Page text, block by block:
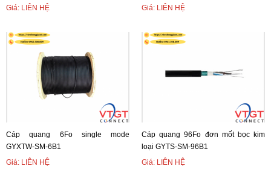
Giá: LIÊN HỆ
Giá: LIÊN HỆ
Cáp quang 6Fo single mode
GYXTW-SM-6B1
Giá: LIÊN HỆ
Cáp quang 96Fo đơn mốt bọc kim
loại GYTS-SM-96B1
Giá: LIÊN HỆ